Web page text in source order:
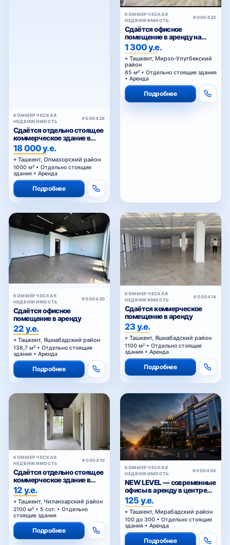
КОММЕРЧЕСКАЯ
НЕДВИЖИМОСТЬ
#000429
Сдаётся отдельно стоящее
коммерческое здание в
аренду
18 000 у.е.
Ташкент, Олмазорский район
1000 м² • Отдельно стоящие
здания • Аренда
Подробнее
КОММЕРЧЕСКАЯ
НЕДВИЖИМОСТЬ
#000423
Сдаётся офисное
помещение в аренду на
Паркенском
1 300 у.е.
Ташкент, Мирзо-Улугбекский
район
85 м² • Отдельно стоящие здания
• Аренда
Подробнее
КОММЕРЧЕСКАЯ
НЕДВИЖИМОСТЬ
#000420
Сдаётся офисное
помещение в аренду
22 у.е.
Ташкент, Яшнабадский район
138,7 м² • Отдельно стоящие
здания • Аренда
Подробнее
КОММЕРЧЕСКАЯ
НЕДВИЖИМОСТЬ
#000414
Сдаётся коммерческое
помещение в аренду
23 у.е.
Ташкент, Яшнабадский район
1100 м² • Отдельно стоящие
здания • Аренда
Подробнее
КОММЕРЧЕСКАЯ
НЕДВИЖИМОСТЬ
#000410
Сдаётся отдельно стоящее
коммерческое здание в
аренду
12 у.е.
Ташкент, Чиланзарский район
2100 м² • 5 сот. • Отдельно
стоящие здания
Подробнее
КОММЕРЧЕСКАЯ
НЕДВИЖИМОСТЬ
#000408
NEW LEVEL — современные
офисы в аренду в центре
Ташкента от 25 уе за м²
125 у.е.
Ташкент, Мирабадский район
100 до 300 • Отдельно стоящие
здания • Аренда
Подробнее